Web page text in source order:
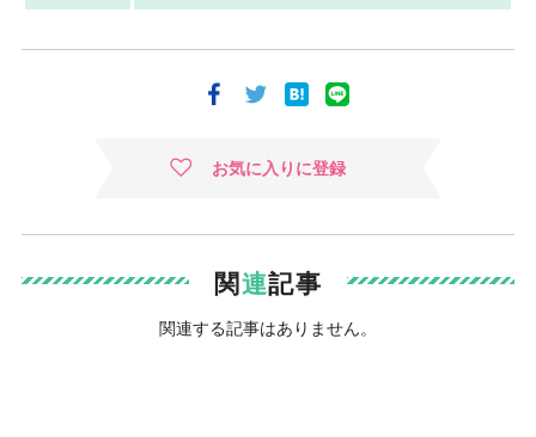
お気に入りに登録
関連記事
関連する記事はありません。